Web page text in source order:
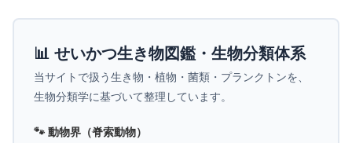
📊 せいかつ生き物図鑑・生物分類体系
当サイトで扱う生き物・植物・菌類・プランクトンを、
生物分類学に基づいて整理しています。
🐾 動物界（脊索動物）